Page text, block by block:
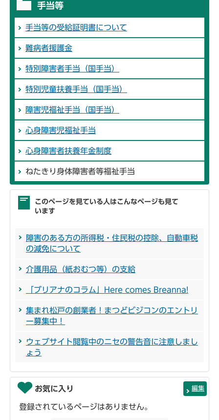
手当等
手当等の受給証明書について
難病者援護金
特別障害者手当（国手当）
特別児童扶養手当（国手当）
障害児福祉手当（国手当）
心身障害児福祉手当
心身障害者扶養年金制度
ねたきり身体障害者等福祉手当
このページを見ている人はこんなページも見て
います
障害のある方の所得税・住民税の控除、自動車税
の減免について
介護用品（紙おむつ等）の支給
「ブリアナのコラム」Here comes Breanna!
集まれ松戸の創業者！まつどビジコンのエントリ
ー募集中！
ウェブサイト閲覧中のニセの警告音に注意しまし
ょう
お気に入り 編集
登録されているページはありません。